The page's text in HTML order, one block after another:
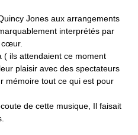
Jones aux arrangements
interprétés par
cœur.
( ils attendaient ce moment
plaisir avec des spectateurs
mémoire tout ce qui est pour
de cette musique, Il faisait